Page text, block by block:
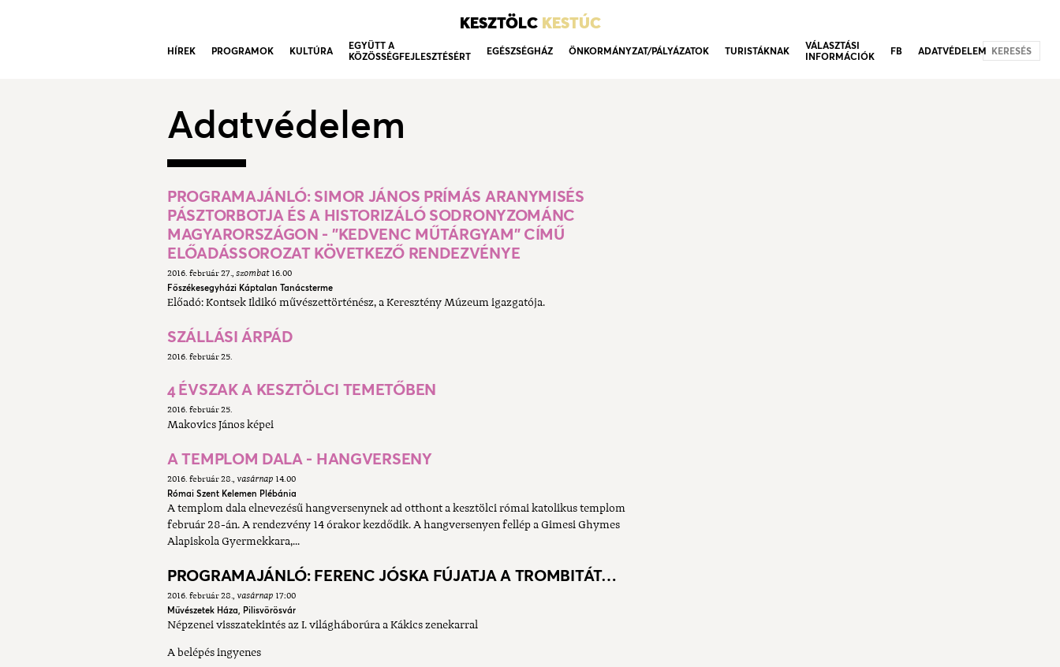
KESZTÖLC KESTÚC
HÍREK PROGRAMOK KULTÚRA
EGYÜTT A
KÖZÖSSÉGFEJLESZTÉSÉRT
EGÉSZSÉGHÁZ ÖNKORMÁNYZAT/PÁLYÁZATOK TURISTÁKNAK
VÁLASZTÁSI
INFORMÁCIÓK
FB ADATVÉDELEM KERESÉS
Adatvédelem
PROGRAMAJÁNLÓ: SIMOR JÁNOS PRÍMÁS ARANYMISÉS
PÁSZTORBOTJA ÉS A HISTORIZÁLÓ SODRONYZOMÁNC
MAGYARORSZÁGON - "KEDVENC MŰTÁRGYAM" CÍMŰ
ELŐADÁSSOROZAT KÖVETKEZŐ RENDEZVÉNYE
2016. február 27. szombat 16.00
Főszékesegyházi Káptalan Tanácsterme
Előadó: Kontsek Ildikó művészettörténész, a Keresztény Múzeum igazgatója.
SZÁLLÁSI ÁRPÁD
2016. február 25.
4 ÉVSZAK A KESZTÖLCI TEMETŐBEN
2016. február 25.
Makovics János képei
A TEMPLOM DALA - HANGVERSENY
2016. február 28. vasárnap 14.00
Római Szent Kelemen Plébánia
A templom dala elnevezésű hangversenynek ad otthont a kesztölci római katolikus templom
február 28-án. A rendezvény 14 órakor kezdődik. A hangversenyen fellép a Gimesi Ghymes
Alapiskola Gyermekkara,...
PROGRAMAJÁNLÓ: FERENC JÓSKA FÚJATJA A TROMBITÁT…
2016. február 28. vasárnap 17:00
Művészetek Háza, Pilisvörösvár
Népzenei visszatekintés az I. világháborúra a Kákics zenekarral
A belépés ingyenes